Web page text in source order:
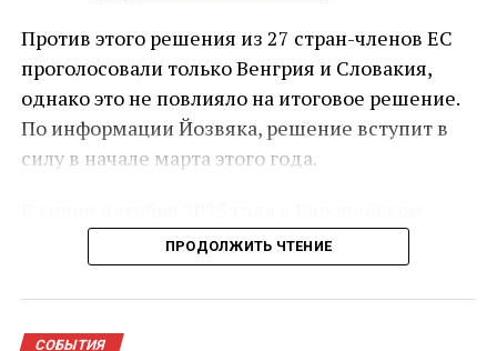
Против этого решения из 27 стран-членов ЕС
проголосовали только Венгрия и Словакия,
однако это не повлияло на итоговое решение.
По информации Йозвяка, решение вступит в
силу в начале марта этого года.
союзе начал действовать обновлённый
механизм приостановки безвизового режима.
После его утверждения стало известно, что он
может затронуть Грузию — на фоне
ПРОДОЛЖИТЬ ЧТЕНИЕ
СОБЫТИЯ